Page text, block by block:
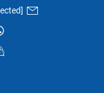
[email protected]